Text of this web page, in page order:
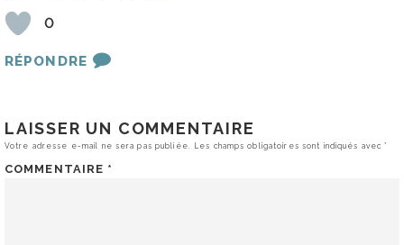
0
RÉPONDRE
LAISSER UN COMMENTAIRE
Votre adresse e-mail ne sera pas publiée. Les champs obligatoires sont indiqués avec*
COMMENTAIRE *